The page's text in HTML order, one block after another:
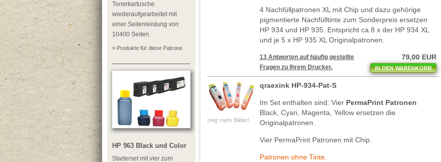
Tonerkartusche
wiederaufgearbeitet mit
einer Seitenleistung von
10400 Seiten.
» Produkte für diese Patrone
HP 963 Black und Color
Starterset mit vier zum
4 Nachfüllpatronen XL mit Chip und dazu gehörige
pigmentierte Nachfülltinte zum Sonderpreis ersetzen
HP 934 und HP 935. Entspricht ca.8 x der HP 934 XL
und je 5 x HP 935 XL Originalpatronen.
13 Antworten auf häufig gestellte
Fragen zu Ihrem Drucker.
79,00 EUR
IN DEN WARENKORB
zeig' mehr Bilder!
qraexink HP-934-Pat-S
Im Set enthalten sind: Vier PermaPrint Patronen
Black, Cyan, Magenta, Yellow ersetzen die
Originalpatronen.
Vier PermaPrint Patronen mit Chip.
Patronen ohne Tinte.